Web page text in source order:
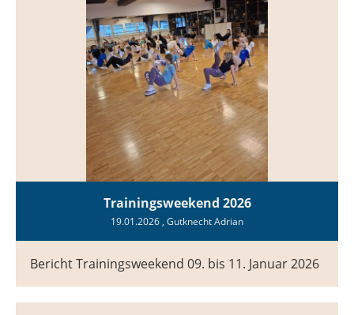
Trainingsweekend 2026
19.01.2026 , Gutknecht Adrian
Bericht Trainingsweekend 09. bis 11. Januar 2026